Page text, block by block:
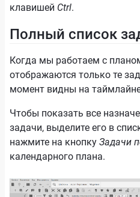
клавишей Ctrl.
Полный список
Когда мы работаем с
отображаются только те
момент видны на
Чтобы показать все
задачи, выделите его в
нажмите на кнопку Задачи
календарного плана.